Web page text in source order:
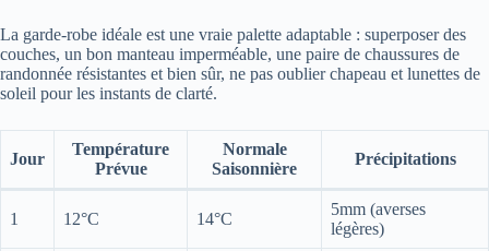
La garde-robe idéale est une vraie palette adaptable : superposer des
couches, un bon manteau imperméable, une paire de chaussures de
randonnée résistantes et bien sûr, ne pas oublier chapeau et lunettes de
soleil pour les instants de clarté.
Jour
Température
Prévue
Normale
Saisonnière
Précipitations
1 12°C 14°C
5mm (averses
légères)